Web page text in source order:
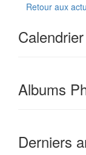
Retour aux
Calendrier
Albums
Derniers